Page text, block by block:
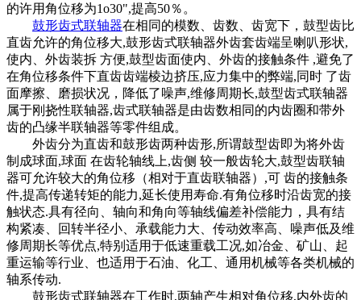
的许用角位移为1o30",提高50％。
鼓形齿式联轴器在相同的模数、齿数、齿宽下，鼓型齿比
直齿允许的角位移大,鼓形齿式联轴器外齿套齿端呈喇叭形状,
使内、外齿装拆 方便,鼓型齿面使内、外齿的接触条件 ,避免了
在角位移条件下直齿齿端棱边挤压,应力集中的弊端,同时 了齿
面摩擦、磨损状况，降低了噪声,维修周期长,鼓型齿式联轴器
属于刚挠性联轴器,齿式联轴器是由齿数相同的内齿圈和带外
齿的凸缘半联轴器等零件组成。
外齿分为直齿和鼓形齿两种齿形,所谓鼓型齿即为将外齿
制成球面,球面 在齿轮轴线上,齿侧 较一般齿轮大,鼓型齿联轴
器可允许较大的角位移（相对于直齿联轴器）,可 齿的接触条
件,提高传递转矩的能力,延长使用寿命.有角位移时沿齿宽的接
触状态.具有径向、轴向和角向等轴线偏差补偿能力，具有结
构紧凑、回转半径小、承载能力大、传动效率高、噪声低及维
修周期长等优点,特别适用于低速重载工况,如冶金、矿山、起
重运输等行业、也适用于石油、化工、通用机械等各类机械的
轴系传动.
鼓形齿式联轴器在工作时,两轴产生相对角位移,内外齿的